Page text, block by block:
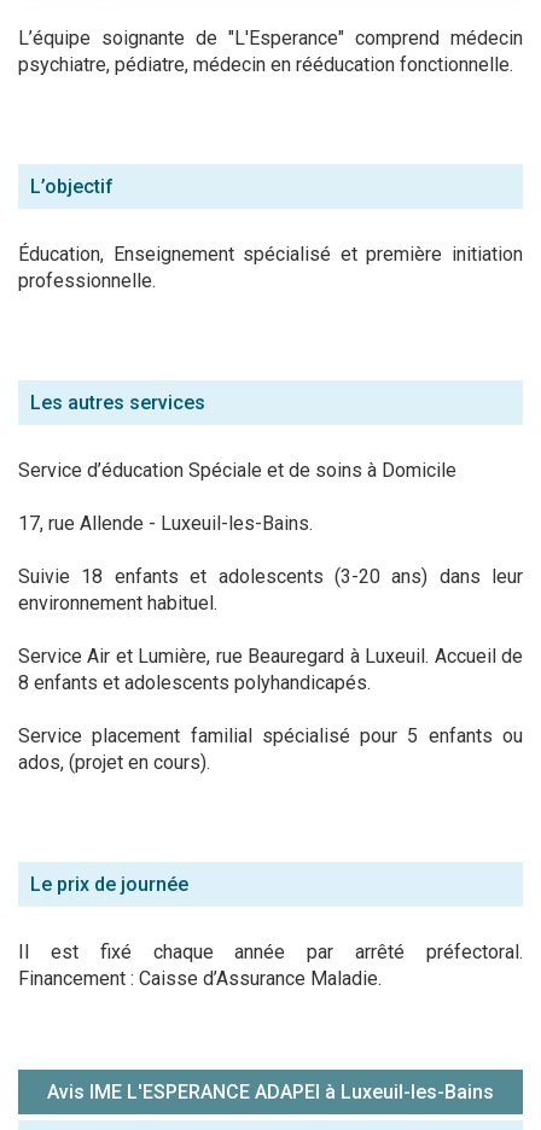
L’équipe soignante de "L'Esperance" comprend médecin
psychiatre, pédiatre, médecin en rééducation fonctionnelle.
L’objectif
Éducation, Enseignement spécialisé et première initiation
professionnelle.
Les autres services
Service d’éducation Spéciale et de soins à Domicile
17, rue Allende - Luxeuil-les-Bains.
Suivie 18 enfants et adolescents (3-20 ans) dans leur
environnement habituel.
Service Air et Lumière, rue Beauregard à Luxeuil. Accueil de
8 enfants et adolescents polyhandicapés.
Service placement familial spécialisé pour 5 enfants ou
ados, (projet en cours).
Le prix de journée
Il est fixé chaque année par arrêté préfectoral.
Financement : Caisse d’Assurance Maladie.
Avis IME L'ESPERANCE ADAPEI à Luxeuil-les-Bains